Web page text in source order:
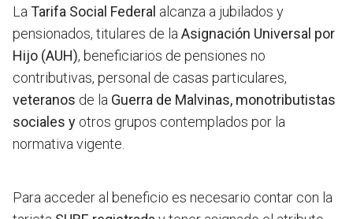
La Tarifa Social Federal alcanza a jubilados y
pensionados, titulares de la Asignación Universal por
Hijo (AUH), beneficiarios de pensiones no
contributivas, personal de casas particulares,
veteranos de la Guerra de Malvinas, monotributistas
sociales y otros grupos contemplados por la
normativa vigente.
Para acceder al beneficio es necesario contar con la